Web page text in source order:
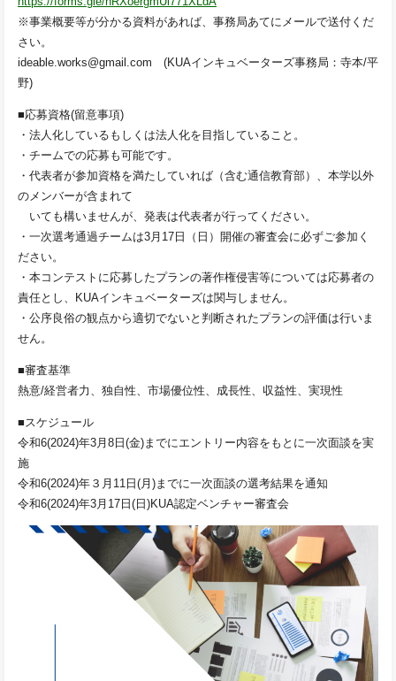
※事業概要等が分かる資料があれば、事務局あてにメールで送付くだ
さい。
ideable.works@gmail.com (KUAインキュベーターズ事務局：寺本/平
野)
■応募資格(留意事項)
・法人化しているもしくは法人化を目指していること。
・チームでの応募も可能です。
・代表者が参加資格を満たしていれば（含む通信教育部）、本学以外
のメンバーが含まれて
いても構いませんが、発表は代表者が行ってください。
・一次選考通過チームは3月17日（日）開催の審査会に必ずご参加く
ださい。
・本コンテストに応募したプランの著作権侵害等については応募者の
責任とし、KUAインキュベーターズは関与しません。
・公序良俗の観点から適切でないと判断されたプランの評価は行いま
せん。
■審査基準
熱意/経営者力、独自性、市場優位性、成長性、収益性、実現性
■スケジュール
令和6(2024)年3月8日(金)までにエントリー内容をもとに一次面談を実
施
令和6(2024)年３月11日(月)までに一次面談の選考結果を通知
令和6(2024)年3月17日(日)KUA認定ベンチャー審査会